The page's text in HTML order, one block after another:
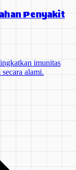
Penyakit
imunitas
alami.